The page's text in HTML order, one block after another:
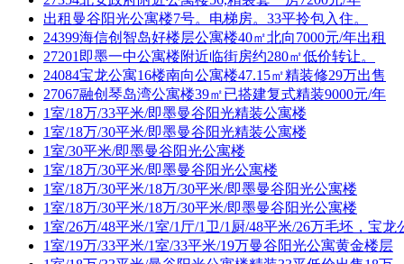
出租曼谷阳光公寓楼7号。电梯房。33平拎包入住。
24399海信创智岛好楼层公寓楼40㎡北向7000元/年出租
27201即墨一中公寓楼附近临街房约280㎡低价转让。
24084宝龙公寓16楼南向公寓楼47.15㎡精装修29万出售
27067融创琴岛湾公寓楼39㎡已搭建复式精装9000元/年
1室/18万/33平米/即墨曼谷阳光精装公寓楼
1室/18万/30平米/即墨曼谷阳光精装公寓楼
1室/30平米/即墨曼谷阳光公寓楼
1室/18万/30平米/即墨曼谷阳光公寓楼
1室/18万/30平米/18万/30平米/即墨曼谷阳光公寓楼
1室/18万/30平米/18万/30平米/即墨曼谷阳光公寓楼
1室/26万/48平米/1室/1厅/1卫/1厨/48平米/26万毛坯，宝龙
1室/19万/33平米/1室/33平米/19万曼谷阳光公寓黄金楼层